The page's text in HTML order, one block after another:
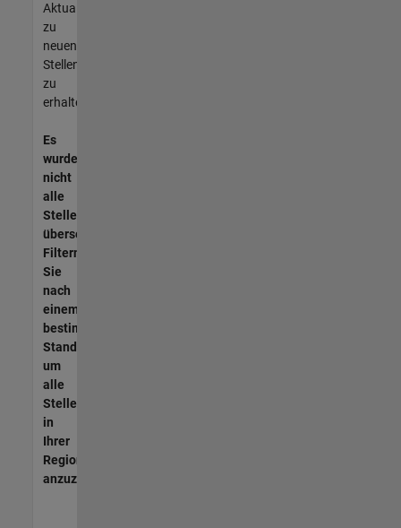
Aktualisierungen
zu
neuen
Stellenangeboten
zu
erhalten.
Es
wurden
nicht
alle
Stellen
übersetzt.
Filtern
Sie
nach
einem
bestimmten
Standort,
um
alle
Stellenangebote
in
Ihrer
Region
anzuzeigen.